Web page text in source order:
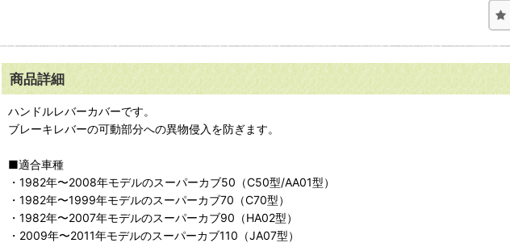
商品詳細
ハンドルレバーカバーです。
ブレーキレバーの可動部分への異物侵入を防ぎます。
■適合車種
・1982年〜2008年モデルのスーパーカブ50（C50型/AA01型）
・1982年〜1999年モデルのスーパーカブ70（C70型）
・1982年〜2007年モデルのスーパーカブ90（HA02型）
・2009年〜2011年モデルのスーパーカブ110（JA07型）